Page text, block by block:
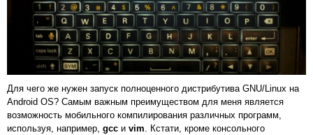
Для чего же нужен запуск полноценного дистрибутива GNU/Linux на
Android OS? Самым важным преимуществом для меня является
возможность мобильного компилирования различных программ,
используя, например, gcc и vim . Кстати, кроме консольного